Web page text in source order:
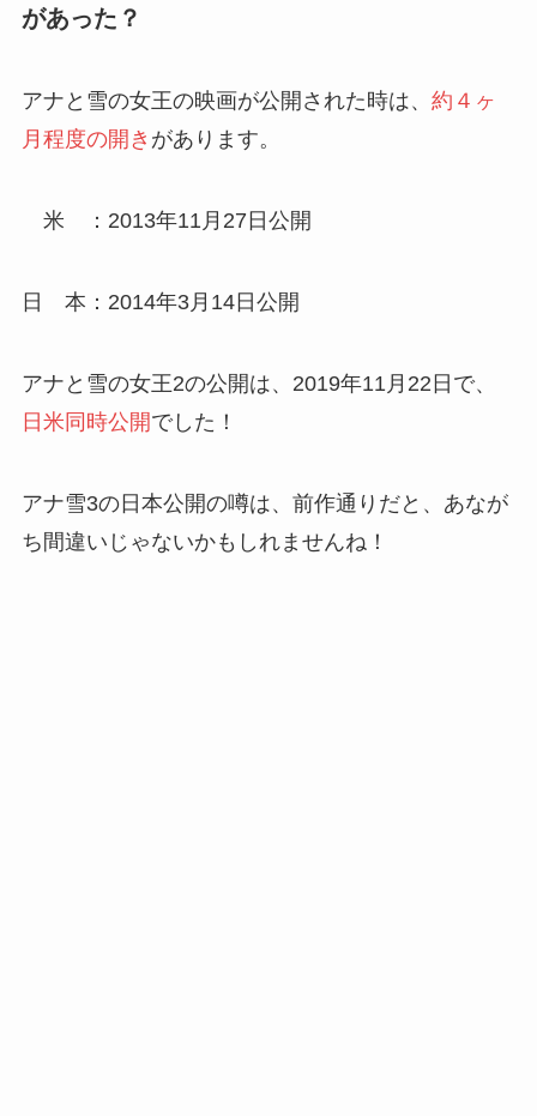
があった？
アナと雪の女王の映画が公開された時は、 約４ヶ
月程度の開き があります。
米 ：2013年11月27日公開
日 本：2014年3月14日公開
アナと雪の女王2の公開は、2019年11月22日で、
日米同時公開でした！
アナ雪3の日本公開の噂は、前作通りだと、あなが
ち間違いじゃないかもしれませんね！